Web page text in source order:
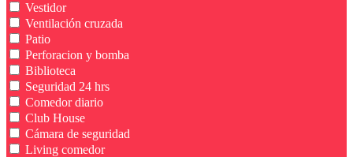
Vestidor
Ventilación cruzada
Patio
Perforacion y bomba
Biblioteca
Seguridad 24 hrs
Comedor diario
Club House
Cámara de seguridad
Living comedor